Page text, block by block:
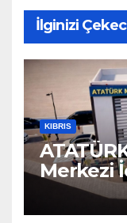
İlginizi
KIBRIS
Merkezi
Birlikte